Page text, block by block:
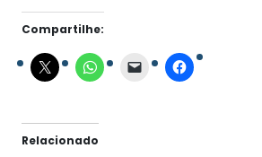
Compartilhe:
Relacionado